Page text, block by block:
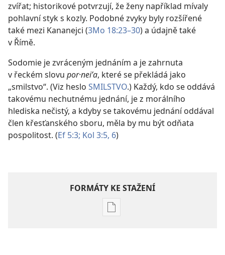
zvířat; historikové potvrzují, že ženy například mívaly
pohlavní styk s kozly. Podobné zvyky byly rozšířené
také mezi Kananejci (3Mo 18:23–30) a údajně také
v Římě.
Sodomie je zvráceným jednáním a je zahrnuta
v řeckém slovu por·neiʹa, které se překládá jako
„smilstvo“. (Viz heslo SMILSTVO.) Každý, kdo se oddává
takovému nechutnému jednání, je z morálního
hlediska nečistý, a kdyby se takovému jednání oddával
člen křesťanského sboru, měla by mu být odňata
pospolitost. (Ef 5:3; Kol 3:5, 6)
FORMÁTY KE STAŽENÍ
Formáty